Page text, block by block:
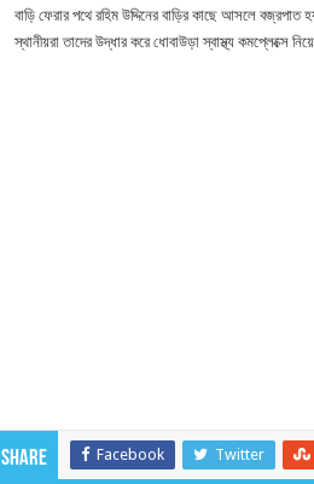
বাড়ি ফেরার পথে রহিম উদ্দিনের বাড়ির কাছে আসলে
স্থানীয়রা তাদের উদ্ধার করে ধোবাউড়া স্বাস্থ্য কমপ্লেক্সে
Share Facebook Twitter